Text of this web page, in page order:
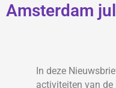
Amsterdam
In deze
activiteiten van de